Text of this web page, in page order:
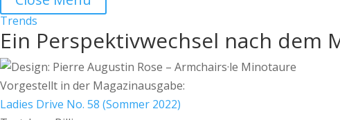
Trends
Ein Perspektivwechsel nach dem
Vorgestellt in der Magazinausgabe:
Ladies Drive No. 58 (Sommer 2022)